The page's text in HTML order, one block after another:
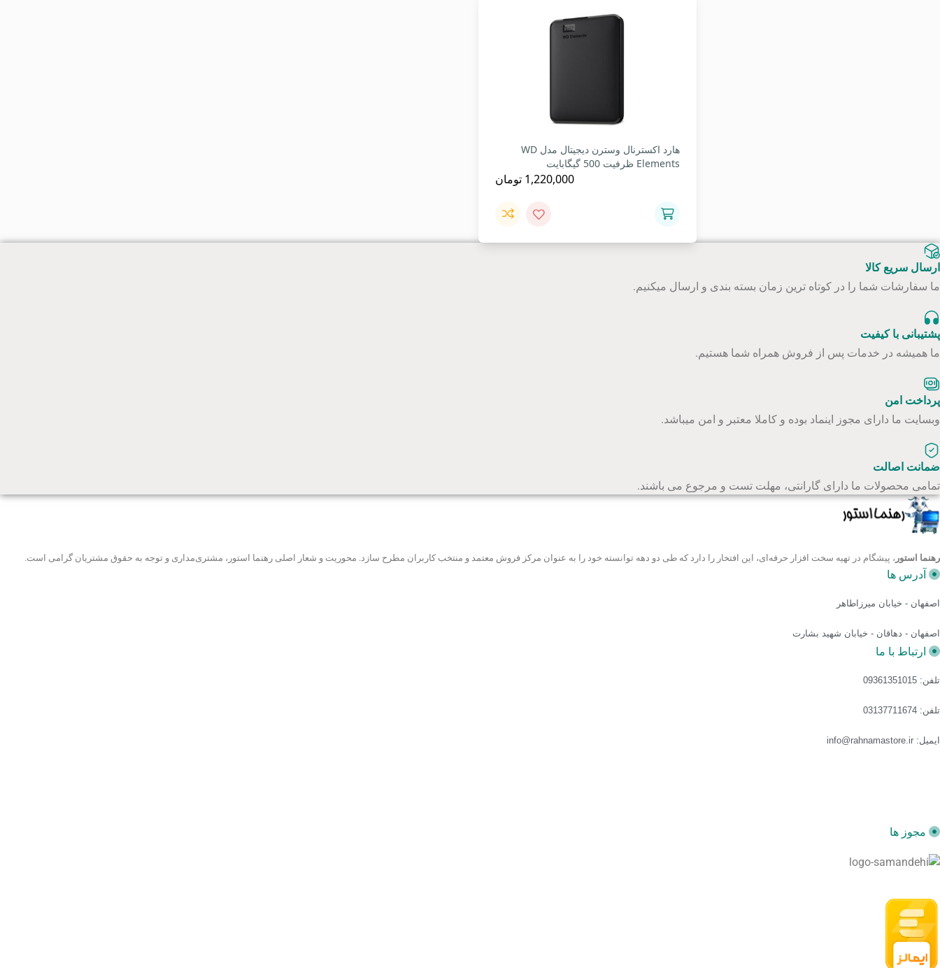
هارد اکسترنال وسترن دیجیتال مدل WD
Elements ظرفیت 500 گیگابایت
1,220,000 تومان
ارسال سریع کالا
ما سفارشات شما را در کوتاه ترین زمان بسته بندی و ارسال میکنیم.
پشتیبانی با کیفیت
ما همیشه در خدمات پس از فروش همراه شما هستیم.
پرداخت امن
وبسایت ما دارای مجوز اینماد بوده و کاملا معتبر و امن میباشد.
ضمانت اصالت
تمامی محصولات ما دارای گارانتی، مهلت تست و مرجوع می باشند.
رهنما استور ، پیشگام در تهیه سخت افزار حرفه‌ای، این افتخار را دارد که طی دو دهه توانسته خود را به عنوان مرکز فروش معتمد و منتخب کاربران مطرح سازد. محوریت و شعار اصلی رهنما استور، مشتری‌مداری و توجه به حقوق مشتریان گرامی است.
آدرس ها
اصفهان - خیابان میرزاطاهر
اصفهان - دهاقان - خیابان شهید بشارت
ارتباط با ما
تلفن: 09361351015
تلفن: 03137711674
ایمیل: info@rahnamastore.ir
مجوز ها